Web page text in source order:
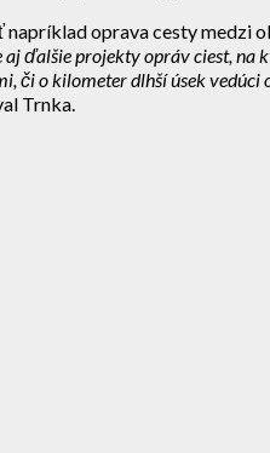
oprava cesty medzi
aj ďalšie projekty opráv ciest,
o kilometer dlhší úsek
Trnka.